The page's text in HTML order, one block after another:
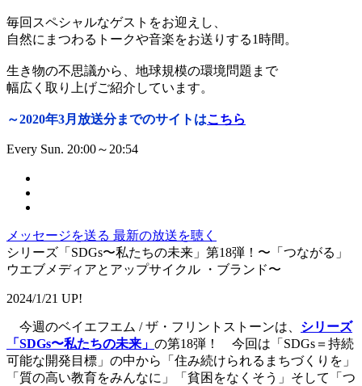
毎回スペシャルなゲストをお迎えし、
自然にまつわるトークや音楽をお送りする1時間。
生き物の不思議から、地球規模の環境問題まで
幅広く取り上げご紹介しています。
～2020年3月放送分までのサイトはこちら
Every Sun. 20:00～20:54
メッセージを送る 最新の放送を聴く
シリーズ「SDGs〜私たちの未来」第18弾！〜「つながる」
ウエブメディアとアップサイクル ・ブランド〜
2024/1/21 UP!
今週のベイエフエム / ザ・フリントストーンは、 シリーズ
「SDGs〜私たちの未来」 の第18弾！ 今回は「SDGs＝持続
可能な開発目標」の中から「住み続けられるまちづくりを」
「質の高い教育をみんなに」「貧困をなくそう」そして「つ